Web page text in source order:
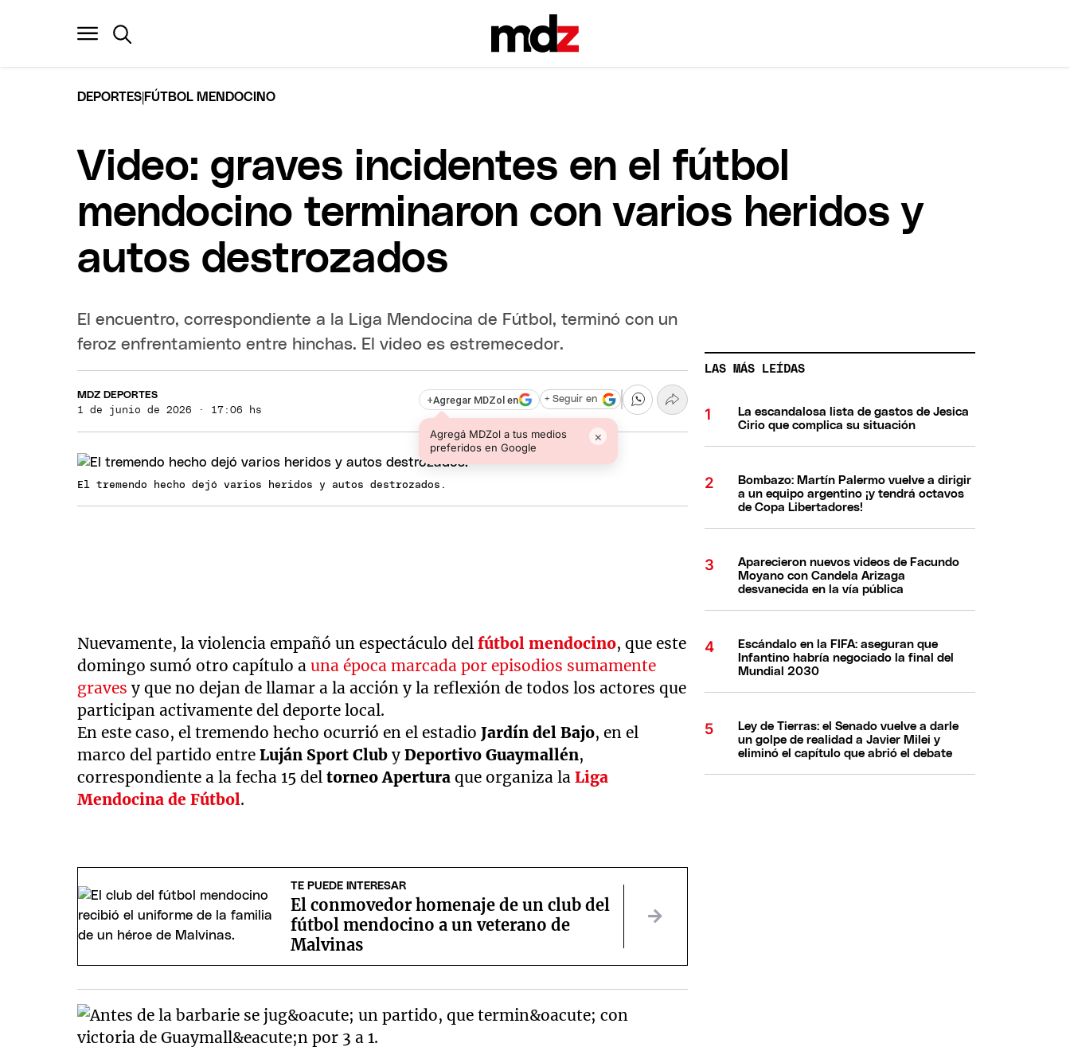
DEPORTES FÚTBOL MENDOCINO
Video: graves incidentes en el fútbol
mendocino terminaron con varios heridos y
autos destrozados
El encuentro, correspondiente a la Liga Mendocina de Fútbol, terminó con un
feroz enfrentamiento entre hinchas. El video es estremecedor.
MDZ DEPORTES
1 de junio de 2026 · 17:06 hs
+Agregar MDZol en
Agregá MDZol a tus medios
preferidos en Google
×
+ Seguir en
El tremendo hecho dejó varios heridos y autos destrozados.
Nuevamente, la violencia empañó un espectáculo delfútbol mendocino, que este
domingo sumó otro capítulo auna época marcada por episodios sumamente
graves y que no dejan de llamar a la acción y la reflexión de todos los actores que
participan activamente del deporte local.
En este caso, el tremendo hecho ocurrió en el estadioJardín del Bajo, en el
marco del partido entreLuján Sport Club yDeportivo Guaymallén,
correspondiente a la fecha 15 deltorneo Apertura que organiza la Liga
Mendocina de Fútbol.
TE PUEDE INTERESAR
El conmovedor homenaje de un club del
fútbol mendocino a un veterano de
Malvinas
LAS MÁS LEÍDAS
La escandalosa lista de gastos de Jesica
Cirio que complica su situación
Bombazo: Martín Palermo vuelve a dirigir
a un equipo argentino ¡y tendrá octavos
de Copa Libertadores!
Aparecieron nuevos videos de Facundo
Moyano con Candela Arizaga
desvanecida en la vía pública
Escándalo en la FIFA: aseguran que
Infantino habría negociado la final del
Mundial 2030
Ley de Tierras: el Senado vuelve a darle
un golpe de realidad a Javier Milei y
eliminó el capítulo que abrió el debate